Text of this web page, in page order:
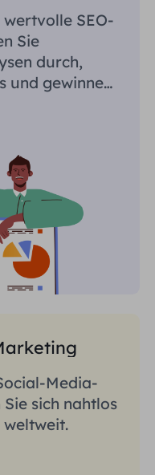
SEO-
Sie
durch,
und gewinnen
Media-
sich nahtlos